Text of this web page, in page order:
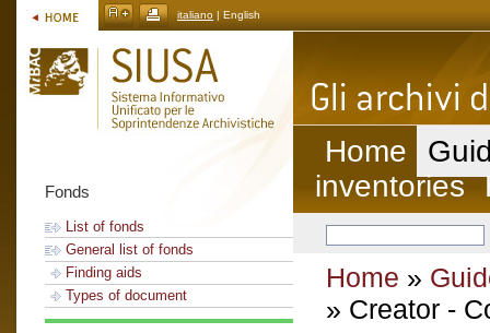
italiano | English
Fonds
List of fonds
General list of fonds
Finding aids
Types of document
Home
inventories
Home »
» Creator -